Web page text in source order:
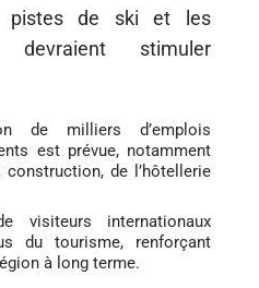
pistes de ski et les
devraient stimuler
de milliers d’emplois
est prévue, notamment
de l’hôtellerie
visiteurs internationaux
du tourisme, renforçant
à long terme.